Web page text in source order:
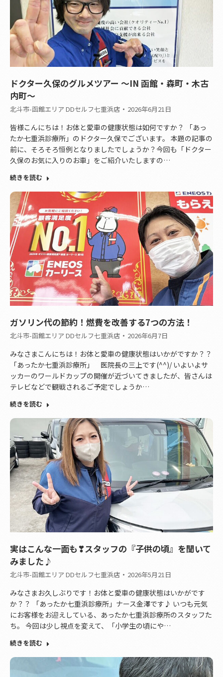
ドクター久保のグルメツアー ～IN 函館・森町・木古
内町～
北斗市-函館エリア DDセルフ七重浜店 2026年6月21日
皆様こんにちは！お体と愛車の健康状態は如何ですか？ 「あっ
たか七重浜診療所」のドクター久保でございます。 本題の記事の
前に、そろそろ恒例となりましたでしょうか？今回も「ドクター
久保のお気に入りのお車」をご紹介いたしますの…
続きを読む
ガソリン代の節約！燃費を改善する7つの方法！
北斗市-函館エリア DDセルフ七重浜店 2026年6月7日
みなさまこんにちは！お体と愛車の健康状態はいかがですか？？
「あったか七重浜診療所」 医院長の三上です(^^)/ いよいよサ
ッカーのワールドカップの開催が近づいてきましたが、皆さんは
テレビなどで観戦されるご予定でしょうか…
続きを読む
実はこんな一面も❣スタッフの『子供の頃』を聞いて
みました♪
北斗市-函館エリア DDセルフ七重浜店 2026年5月21日
みなさまお久しぶりです！お体と愛車の健康状態はいかがです
か？？ 「あったか七重浜診療所」ナース金澤です♪ いつも元気
にお客様をお迎えしている、あったか七重浜診療所のスタッフた
ち。 今回は少し視点を変えて、「小学生の頃にや…
続きを読む